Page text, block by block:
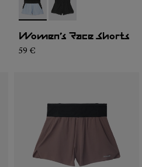
- N1CWRS1-002- N1CWRS1-001
Women’s Race Shorts
59 €